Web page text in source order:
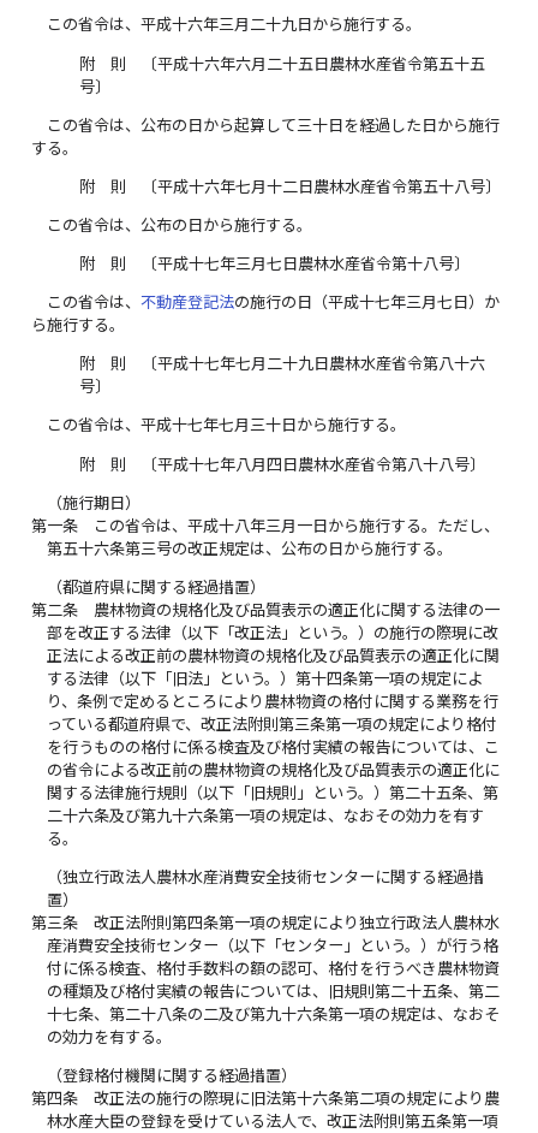
この省令は、平成十六年三月二十九日から施行する。
附 則 〔平成十六年六月二十五日農林水産省令第五十五
号〕
この省令は、公布の日から起算して三十日を経過した日から施行
する。
附 則 〔平成十六年七月十二日農林水産省令第五十八号〕
この省令は、公布の日から施行する。
附 則 〔平成十七年三月七日農林水産省令第十八号〕
この省令は、不動産登記法の施行の日（平成十七年三月七日）か
ら施行する。
附 則 〔平成十七年七月二十九日農林水産省令第八十六
号〕
この省令は、平成十七年七月三十日から施行する。
附 則 〔平成十七年八月四日農林水産省令第八十八号〕
（施行期日）
第一条
この省令は、平成十八年三月一日から施行する。ただし、
第五十六条第三号の改正規定は、公布の日から施行する。
（都道府県に関する経過措置）
第二条
農林物資の規格化及び品質表示の適正化に関する法律の一
部を改正する法律（以下「改正法」という。）の施行の際現に改
正法による改正前の農林物資の規格化及び品質表示の適正化に関
する法律（以下「旧法」という。）第十四条第一項の規定によ
り、条例で定めるところにより農林物資の格付に関する業務を行
っている都道府県で、改正法附則第三条第一項の規定により格付
を行うものの格付に係る検査及び格付実績の報告については、こ
の省令による改正前の農林物資の規格化及び品質表示の適正化に
関する法律施行規則（以下「旧規則」という。）第二十五条、第
二十六条及び第九十六条第一項の規定は、なおその効力を有す
る。
（独立行政法人農林水産消費安全技術センターに関する経過措
置）
第三条
改正法附則第四条第一項の規定により独立行政法人農林水
産消費安全技術センター（以下「センター」という。）が行う格
付に係る検査、格付手数料の額の認可、格付を行うべき農林物資
の種類及び格付実績の報告については、旧規則第二十五条、第二
十七条、第二十八条の二及び第九十六条第一項の規定は、なおそ
の効力を有する。
（登録格付機関に関する経過措置）
第四条
改正法の施行の際現に旧法第十六条第二項の規定により農
林水産大臣の登録を受けている法人で、改正法附則第五条第一項